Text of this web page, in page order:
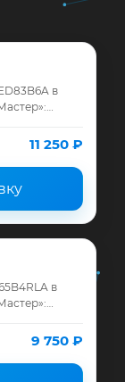
в
11 250 ₽
в
9 750 ₽